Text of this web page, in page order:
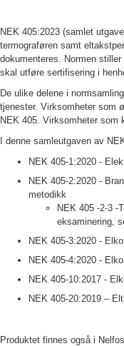
NEK 405:2023 (samlet
termograføren samt
dokumenteres. Normen
skal utføre sertifisering i
De ulike delene i
tjenester. Virksomheter som
NEK 405. Virksomheter som
I denne samleutgaven av
NEK 405-1:2020 -
NEK 405-2:2020 -
metodikk
NEK 405 -2-3 -
eksaminering,
NEK 405-3:2020 -
NEK 405-4:2020 -
NEK 405-10:2017 -
NEK 405-20:2019 –
Produktet finnes også i